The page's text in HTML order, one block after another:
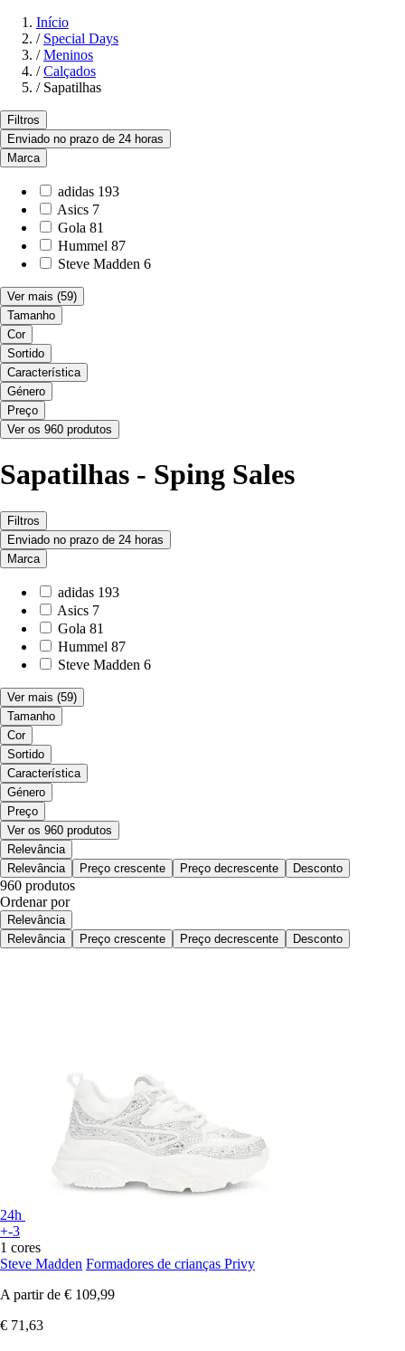
Início
/ Special Days
/ Meninos
/ Calçados
/ Sapatilhas
Filtros
Enviado no prazo de 24 horas
Marca
adidas 193
Asics 7
Gola 81
Hummel 87
Steve Madden 6
Ver mais (59)
Tamanho
Cor
Sortido
Característica
Género
Preço
Ver os 960 produtos
Sapatilhas - Sping Sales
Filtros
Enviado no prazo de 24 horas
Marca
adidas 193
Asics 7
Gola 81
Hummel 87
Steve Madden 6
Ver mais (59)
Tamanho
Cor
Sortido
Característica
Género
Preço
Ver os 960 produtos
Relevância
Relevância
Preço crescente Preço decrescente Desconto
960 produtos
Ordenar por
Relevância
Relevância
Preço crescente Preço decrescente Desconto
24h
+-3
1 cores
Steve Madden Formadores de crianças Privy
A partir de € 109,99
€ 71,63